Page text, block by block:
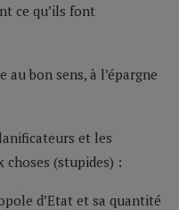
ce qu’ils font
bon sens, à l’épargne
et les
choses (stupides) :
d’Etat et sa quantité